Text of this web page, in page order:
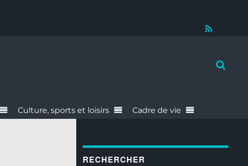
Culture, sports et loisirs Cadre de vie
RECHERCHER